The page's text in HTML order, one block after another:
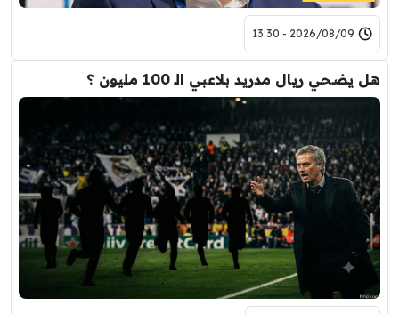
2026/08/09 - 13:30
هل يضحي ريال مدريد بلاعبي الـ 100 مليون ؟